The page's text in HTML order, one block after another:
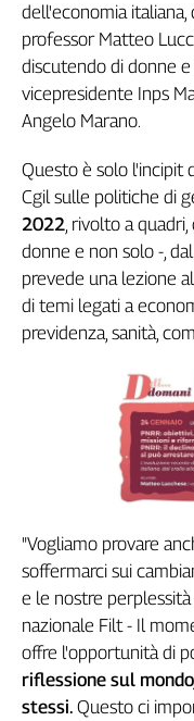
Speciali
G8
di
Genova,
della
ragione
120
anni
Cgil
Collettiva
Academy
Collettiva
Girasoli
Il
Sassolino
Linea
Economica
Tech
dell'economia italiana,
professor Matteo
discutendo di donne
vicepresidente Inps
Angelo Marano.
Questo è solo l'incipit
Cgil sulle politiche di
2022, rivolto a
donne e non solo -,
prevede una lezione
di temi legati a
previdenza, sanità,
"Vogliamo provare
soffermarci sui
e le nostre perplessità
nazionale Filt - Il
offre l'opportunità di
riflessione sul
stessi. Questo ci